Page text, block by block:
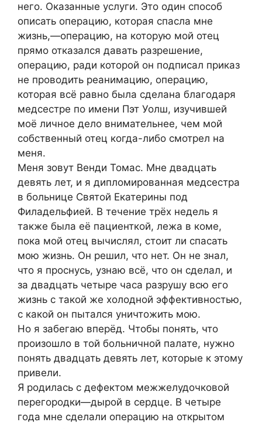
него. Оказанные услуги. Это один способ
описать операцию, которая спасла мне
жизнь,—операцию, на которую мой отец
прямо отказался давать разрешение,
операцию, ради которой он подписал приказ
не проводить реанимацию, операцию,
которая всё равно была сделана благодаря
медсестре по имени Пэт Уолш, изучившей
моё личное дело внимательнее, чем мой
собственный отец когда-либо смотрел на
меня.
Меня зовут Венди Томас. Мне двадцать
девять лет, и я дипломированная медсестра
в больнице Святой Екатерины под
Филадельфией. В течение трёх недель я
также была её пациенткой, лежа в коме,
пока мой отец вычислял, стоит ли спасать
мою жизнь. Он решил, что нет. Он не знал,
что я проснусь, узнаю всё, что он сделал, и
за двадцать четыре часа разрушу всю его
жизнь с такой же холодной эффективностью,
с какой он пытался уничтожить мою.
Но я забегаю вперёд. Чтобы понять, что
произошло в той больничной палате, нужно
понять двадцать девять лет, которые к этому
привели.
Я родилась с дефектом межжелудочковой
перегородки—дырой в сердце. В четыре
года мне сделали операцию на открытом